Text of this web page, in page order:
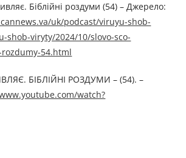
Біблійні роздуми (54) – Джерелo:
uk/podcast/viruyu-shob-
shob-viryty/2024/10/slovo-sco-
54.html
БІБЛІЙНІ РОЗДУМИ – (54). –
watch?